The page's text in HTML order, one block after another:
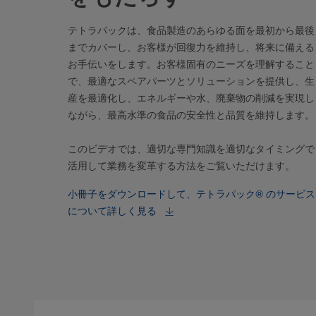
テトラパックは、食品製造のあらゆる面を最初から最後
までカバーし、お客様が回復力を維持し、将来に備える
お手伝いをします。お客様固有のニーズを理解すること
で、最適なスペアパーツとソリューションを提供し、生
産を最適化し、エネルギーや水、廃棄物の削減を実現し
ながら、最高水準の食品の安全性と品質を維持します
このビデオでは、適切な専門知識を適切なタイミングで
活用して業務を変革する方法をご覧いただけます。
小冊子をダウンロードして、テトラパック® のサービス
について詳しく見る